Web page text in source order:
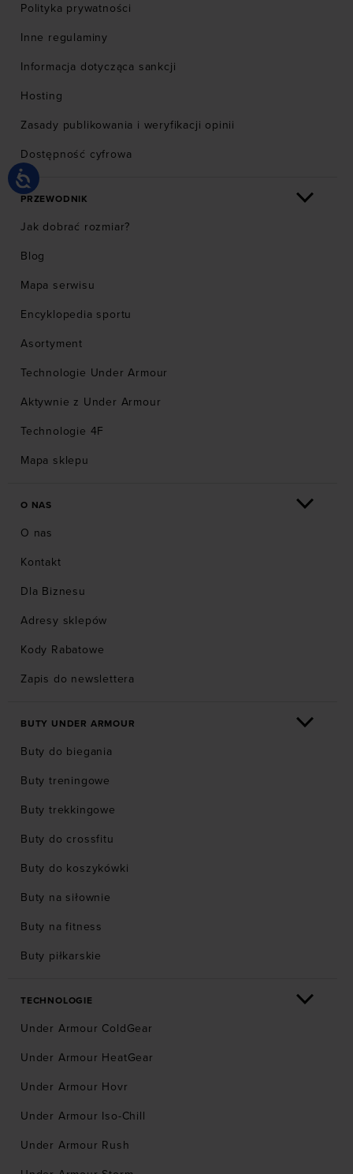
Polityka prywatności
Inne regulaminy
Informacja dotycząca sankcji
Hosting
Zasady publikowania i weryfikacji opinii
Dostępność cyfrowa
PRZEWODNIK
Jak dobrać rozmiar?
Blog
Mapa serwisu
Encyklopedia sportu
Asortyment
Technologie Under Armour
Aktywnie z Under Armour
Technologie 4F
Mapa sklepu
O NAS
O nas
Kontakt
Dla Biznesu
Adresy sklepów
Kody Rabatowe
Zapis do newslettera
BUTY UNDER ARMOUR
Buty do biegania
Buty treningowe
Buty trekkingowe
Buty do crossfitu
Buty do koszykówki
Buty na siłownie
Buty na fitness
Buty piłkarskie
TECHNOLOGIE
Under Armour ColdGear
Under Armour HeatGear
Under Armour Hovr
Under Armour Iso-Chill
Under Armour Rush